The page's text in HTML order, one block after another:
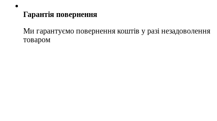
Гарантія повернення
Ми гарантуємо повернення коштів у разі незадоволення
товаром